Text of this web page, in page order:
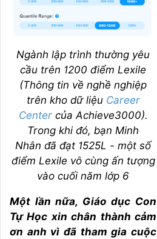
Ngành lập trình thường yêu
cầu trên 1200 điểm Lexile
(Thông tin về nghề nghiệp
trên kho dữ liệu Career
Centercủa Achieve3000).
Trong khi đó, bạn Minh
Nhân đã đạt 1525L - một số
điểm Lexile vô cùng ấn tượng
vào cuối năm lớp 6
Một lần nữa, Giáo dục Con
Tự Học xin chân thành cảm
ơn anh vì đã tham gia cuộc